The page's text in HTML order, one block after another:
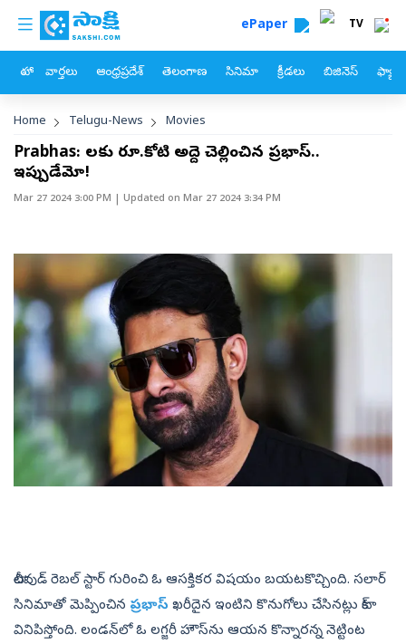
Skip to main content
custom menu ePaper TV
హోం వార్తలు ఆంధ్రప్రదేశ్ తెలంగాణ సినిమా క్రీడలు బిజినెస్
Breadcrumb
Home Telugu-News Movies
Prabhas: నెలకు రూ.కోటి అద్దె చెల్లించిన ప్రభాస్‌..
ఇప్పుడేమో!
Mar 27 2024 3:00 PM | Updated on Mar 27 2024 3:34 PM
టాలీవుడ్ రెబల్ స్టార్‌ గురించి ఓ ఆసక్తికర విషయం బయటకొచ్చింది. సలార్‌
సినిమాతో మెప్పించిన ప్రభాస్ ఖరీదైన ఇంటిని కొనుగోలు చేసినట్లు టాక్
వినిపిస్తోంది. లండన్‌లో ఓ లగ్జరీ హౌస్‌ను ఆయన కొన్నారన్న నెట్టింట